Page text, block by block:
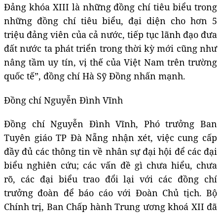
Đảng khóa XIII là những đồng chí tiêu biểu trong
những đồng chí tiêu biểu, đại diện cho hơn 5
triệu đảng viên của cả nước, tiếp tục lãnh đạo đưa
đất nước ta phát triển trong thời kỳ mới cũng như
nâng tầm uy tín, vị thế của Việt Nam trên trường
quốc tế”, đồng chí Hà Sỹ Đồng nhấn mạnh.
Đồng chí Nguyễn Đình Vĩnh
Đồng chí Nguyễn Đình Vĩnh, Phó trưởng Ban
Tuyên giáo TP Đà Nẵng nhận xét, việc cung cấp
đầy đủ các thông tin về nhân sự đại hội để các đại
biểu nghiên cứu; các vấn đề gì chưa hiểu, chưa
rõ, các đại biểu trao đổi lại với các đồng chí
trưởng đoàn để báo cáo với Đoàn Chủ tịch. Bộ
Chính trị, Ban Chấp hành Trung ương khoá XII đã